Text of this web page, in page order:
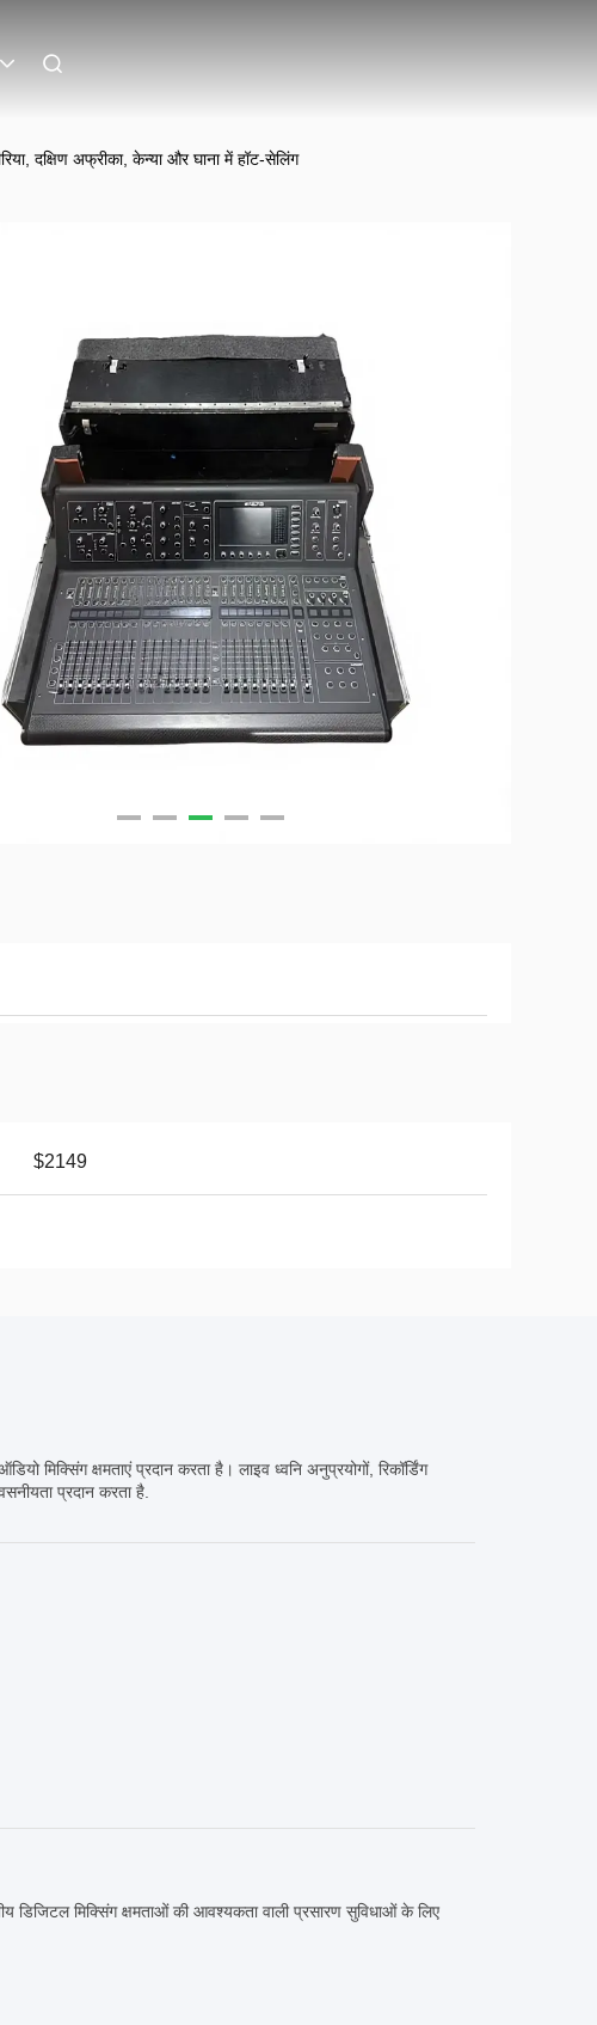
दक्षिण अफ्रीका, केन्या और घाना में हॉट-सेलिंग
$2149
मिक्सिंग क्षमताएं प्रदान करता है। लाइव ध्वनि अनुप्रयोगों, रिकॉर्डिंग
प्रदान करता है.
डिजिटल मिक्सिंग क्षमताओं की आवश्यकता वाली प्रसारण सुविधाओं के लिए